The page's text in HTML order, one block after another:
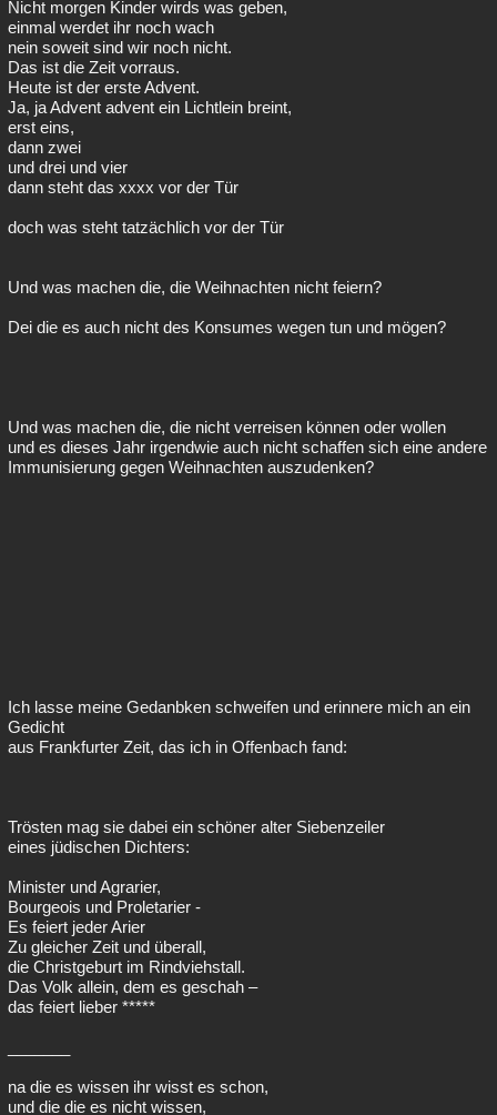
Nicht morgen Kinder wirds was geben,
einmal werdet ihr noch wach
nein soweit sind wir noch nicht.
Das ist die Zeit vorraus.
Heute ist der erste Advent.
Ja, ja Advent advent ein Lichtlein breint,
erst eins,
dann zwei
und drei und vier
dann steht das xxxx vor der Tür
doch was steht tatzächlich vor der Tür
Und was machen die, die Weihnachten nicht feiern?
Dei die es auch nicht des Konsumes wegen tun und mögen?
Und was machen die, die nicht verreisen können oder wollen
und es dieses Jahr irgendwie auch nicht schaffen sich eine andere
Immunisierung gegen Weihnachten auszudenken?
Ich lasse meine Gedanbken schweifen und erinnere mich an ein
Gedicht
aus Frankfurter Zeit, das ich in Offenbach fand:
Trösten mag sie dabei ein schöner alter Siebenzeiler
eines jüdischen Dichters:
Minister und Agrarier,
Bourgeois und Proletarier -
Es feiert jeder Arier
Zu gleicher Zeit und überall,
die Christgeburt im Rindviehstall.
Das Volk allein, dem es geschah –
das feiert lieber *****
na die es wissen ihr wisst es schon,
und die die es nicht wissen,